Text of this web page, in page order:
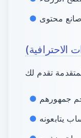
محتوى
جمهورهم
يتابعونه